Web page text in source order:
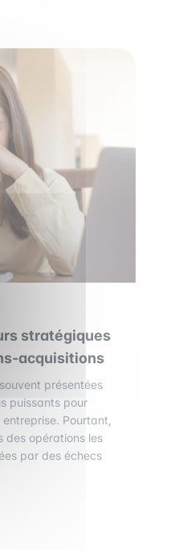
stratégiques
acquisitions
présentées
puissants pour
Pourtant,
des opérations les
par des échecs